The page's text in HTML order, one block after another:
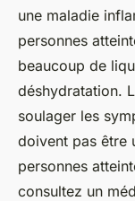
une maladie
personnes
beaucoup de
déshydratation.
soulager les
doivent pas être
personnes
consultez un